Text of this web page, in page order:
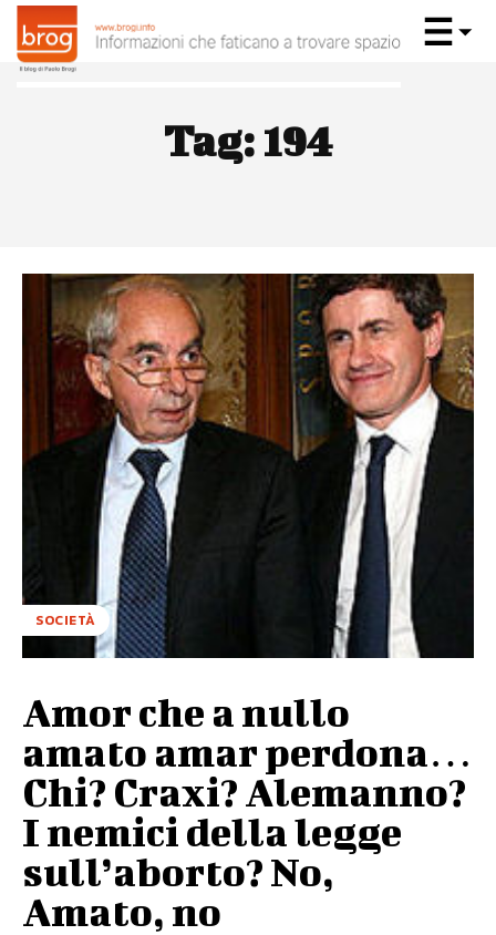
Tag: 194
SOCIETÀ
Amor che a nullo
amato amar perdona…
Chi? Craxi? Alemanno?
I nemici della legge
sull’aborto? No,
Amato, no